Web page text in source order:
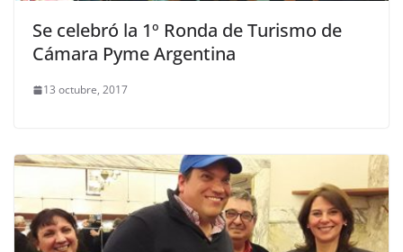
Se celebró la 1º Ronda de Turismo de
Cámara Pyme Argentina
13 octubre, 2017